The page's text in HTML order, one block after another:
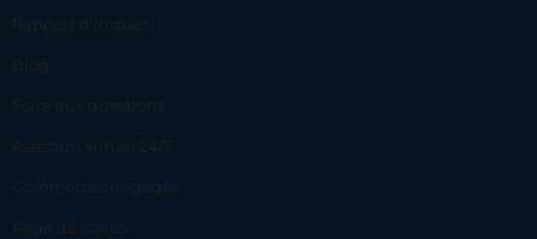
Rapport d’impact
Blog
Foire aux questions
Assistant virtuel 24/7
Commerces engagés
Page de status